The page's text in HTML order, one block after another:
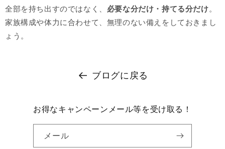
全部を持ち出すのではなく、 必要な分だけ・持てる分だけ。
家族構成や体力に合わせて、無理のない備えをしておきまし
ょう。
ブログに戻る
お得なキャンペーンメール等を受け取る！
メール